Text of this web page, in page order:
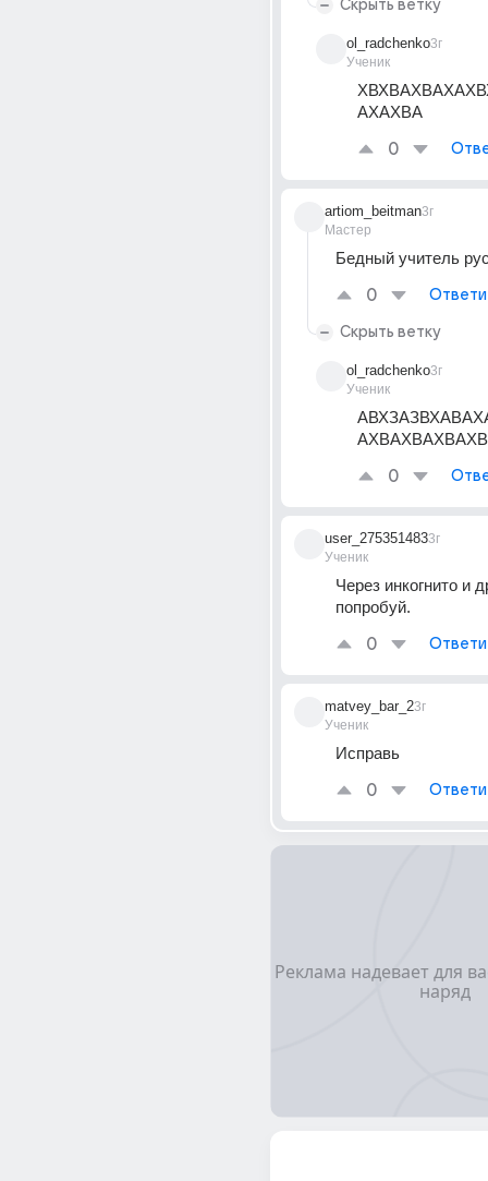
Скрыть ветку
ol_radchenko
Ученик
3г
АХАХВА
0
artiom_beitman
Мастер
3г
Бедный учитель
0
Скрыть ветку
ol_radchenko
Ученик
3г
0
user_275351483
Ученик
3г
Через инкогнито и
попробуй.
0
matvey_bar_2
Ученик
3г
Исправь
0